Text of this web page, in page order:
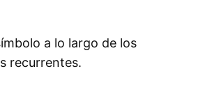
a lo largo de los
recurrentes.